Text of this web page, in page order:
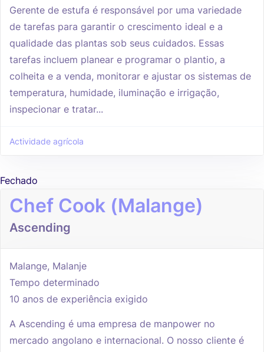
Gerente de estufa é responsável por uma variedade
de tarefas para garantir o crescimento ideal e a
qualidade das plantas sob seus cuidados. Essas
tarefas incluem planear e programar o plantio, a
colheita e a venda, monitorar e ajustar os sistemas de
temperatura, humidade, iluminação e irrigação,
inspecionar e tratar...
Actividade agrícola
Fechado
Chef Cook (Malange)
Ascending
Malange, Malanje
Tempo determinado
10 anos de experiência exigido
A Ascending é uma empresa de manpower no
mercado angolano e internacional. O nosso cliente é